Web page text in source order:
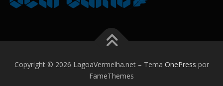
Copyright © 2026 LagoaVermelha.net – Tema OnePress por
FameThemes